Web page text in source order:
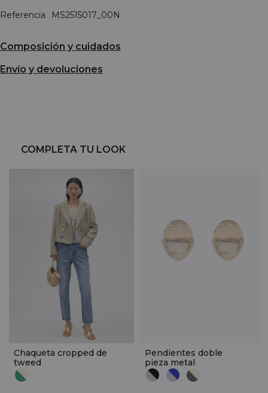
Referencia
MS2515017_00N
Composición y cuidados
Envío y devoluciones
COMPLETA TU LOOK
Chaqueta cropped de
tweed
Pendientes doble
pieza metal